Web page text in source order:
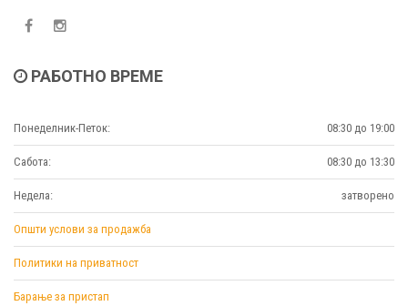
РАБОТНО ВРЕМЕ
Понеделник-Петок: 08:30 до 19:00
Сабота: 08:30 до 13:30
Недела: затворено
Општи услови за продажба
Политики на приватност
Барање за пристап